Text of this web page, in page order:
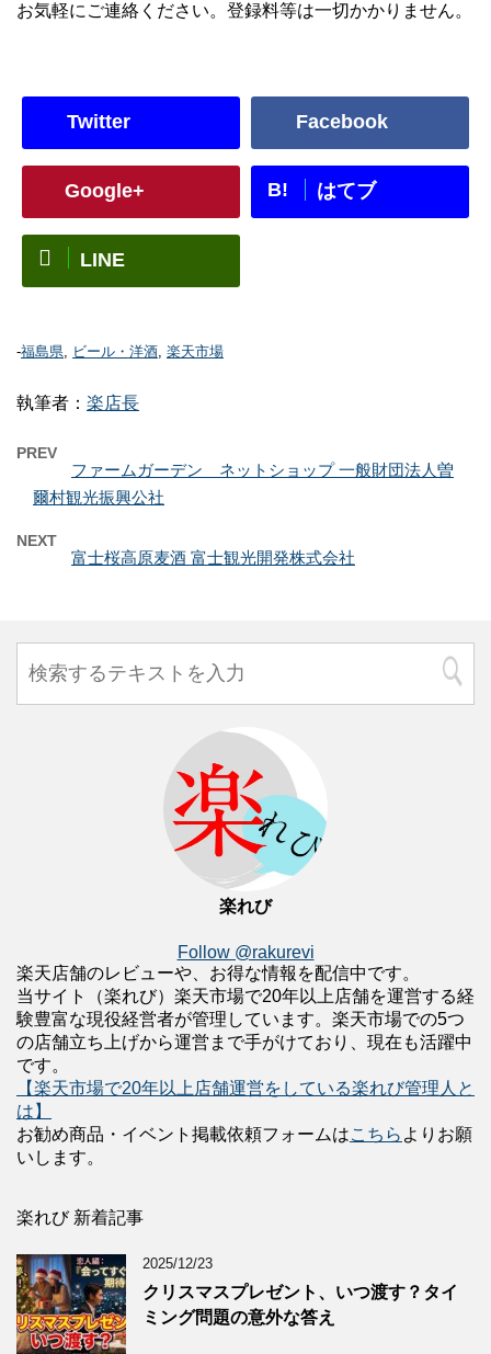
お気軽にご連絡ください。登録料等は一切かかりません。
Twitter Facebook
Google+ B! はてブ
LINE
-福島県, ビール・洋酒, 楽天市場
執筆者： 楽店長
PREV
ファームガーデン ネットショップ 一般財団法人曽
爾村観光振興公社
NEXT
富士桜高原麦酒 富士観光開発株式会社
楽れび
Follow @rakurevi
楽天店舗のレビューや、お得な情報を配信中です。
当サイト（楽れび）楽天市場で20年以上店舗を運営する経
験豊富な現役経営者が管理しています。楽天市場での5つ
の店舗立ち上げから運営まで手がけており、現在も活躍中
です。
【楽天市場で20年以上店舗運営をしている楽れび管理人と
は】
お勧め商品・イベント掲載依頼フォームはこちら よりお願
いします。
楽れび 新着記事
2025/12/23
クリスマスプレゼント、いつ渡す？タイ
ミング問題の意外な答え